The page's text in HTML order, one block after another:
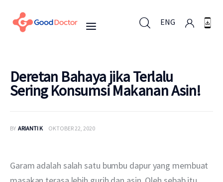
ENG
ENG
Mengapa Good Doctor
Deretan Bahaya jika Terlalu
Sering Konsumsi Makanan Asin!
BY ARIANTI K OKTOBER 22, 2020
Garam adalah salah satu bumbu dapur yang membuat